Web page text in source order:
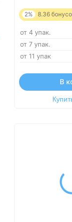
2% 8.36
от 4 упак.
от 7 упак.
от 11 упак
В